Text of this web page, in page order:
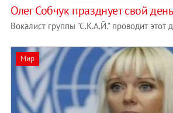
Олег Собчук празднует свой
Вокалист группы "С.К.А.Й." проводит этот
Мир